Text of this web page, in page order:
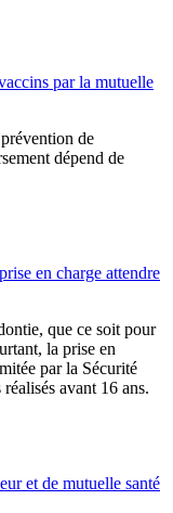
par la mutuelle
de
dépend de
en charge attendre
que ce soit pour
la prise en
par la Sécurité
avant 16 ans.
et de mutuelle santé